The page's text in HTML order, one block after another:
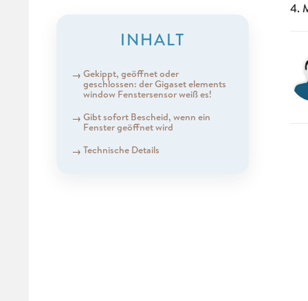
INHALT
Gekippt, geöffnet oder
geschlossen: der Gigaset elements
window Fenstersensor weiß es!
Gibt sofort Bescheid, wenn ein
Fenster geöffnet wird
Technische Details
4.